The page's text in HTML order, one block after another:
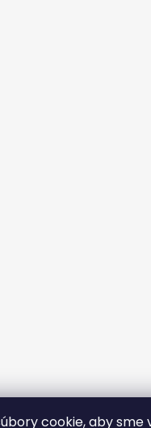
cookie, aby sme